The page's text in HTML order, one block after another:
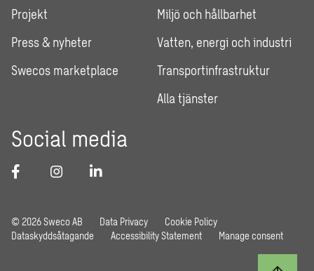
Projekt
Press & nyheter
Swecos marketplace
Miljö och hållbarhet
Vatten, energi och industri
Transportinfrastruktur
Alla tjänster
Social media
© 2026 Sweco AB Data Privacy
Cookie Policy
Dataskyddsåtagande
Accessibility Statement Manage consent